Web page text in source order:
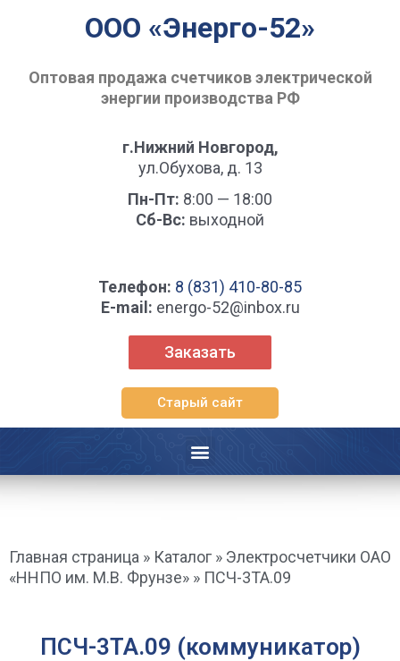
ООО «Энерго-52»
Оптовая продажа счетчиков электрической
энергии производства РФ
г.Нижний Новгород,
ул.Обухова, д. 13
Пн-Пт: 8:00 — 18:00
Сб-Вс: выходной
Телефон: 8 (831) 410-80-85
Е-mail: energo-52@inbox.ru
Заказать
Старый сайт
Главная страница » Каталог » Электросчетчики ОАО
«ННПО им. М.В. Фрунзе» » ПСЧ-3ТА.09
ПСЧ-3ТА.09 (коммуникатор)